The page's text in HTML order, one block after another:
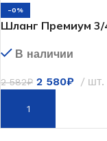
-0%
Шланг Премиум 3/
В наличии
2 582₽ 2 580₽ шт.
В КОРЗИНУ